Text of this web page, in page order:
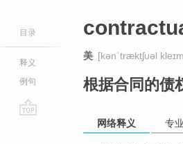
目录
释义
例句
美 [kənˈtræktʃuəl
根据合同的债
网络释义 专